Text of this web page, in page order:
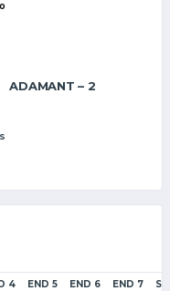
ADAMANT – 2
4 END 5 END 6 END 7